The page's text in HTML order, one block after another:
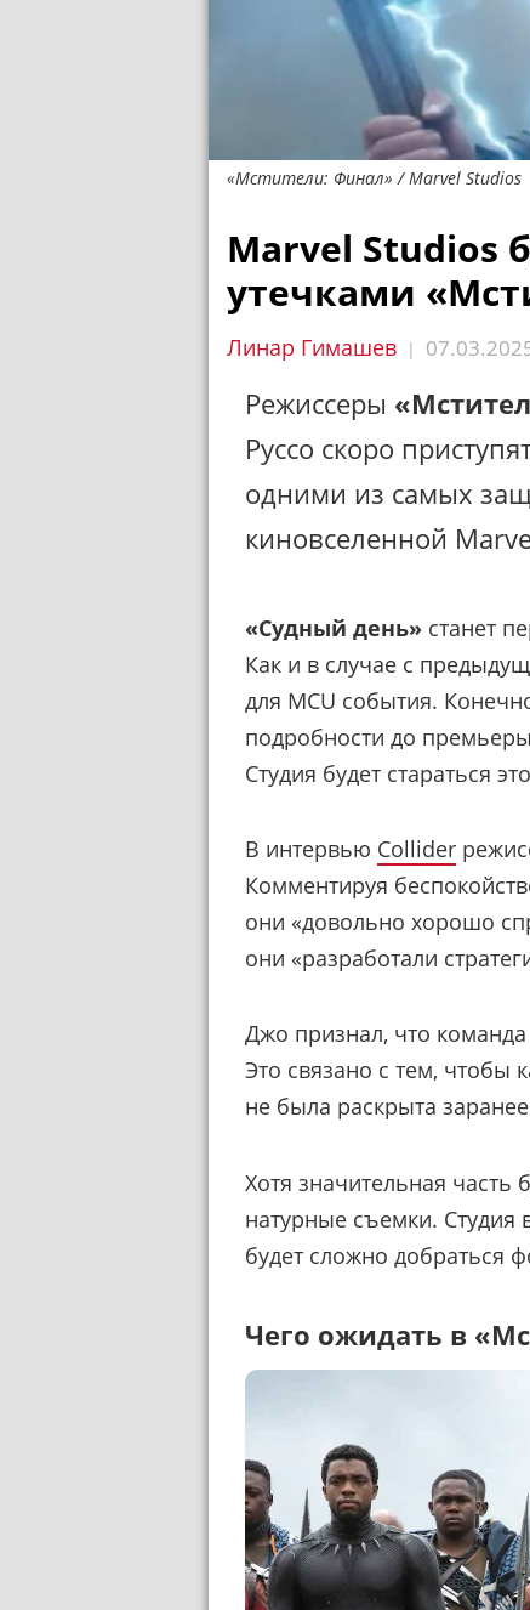
«Мстители: Финал» / Marvel Studios
Marvel Studios
утечками
Линар Гимашев |
Режиссеры
Руссо скоро
одними из самых
киновселенной
«Судный день» станет
Как и в случае с
для MCU события.
подробности до
Студия будет стараться
В интервью Collider
Комментируя
они «довольно хорошо
они «разработали
Джо признал, что
Это связано с тем, чтобы
не была раскрыта
Хотя значительная часть
натурные съемки. Студия
будет сложно добраться
Чего ожидать в